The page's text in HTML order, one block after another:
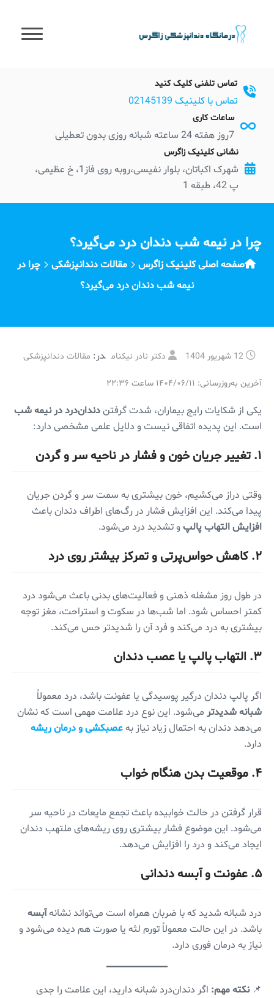
content
تماس تلفنی کلیک کنید
تماس با کلینیک 02145139
ساعات کاری
7روز هفته 24 ساعته شبانه روزی بدون تعطیلی
نشانی کلینیک زاگرس
شهرک اکباتان، بلوار نفیسی،روبه روی فاز1، خ عظیمی،
پ 42، طبقه 1
چرا در نیمه شب دندان درد می‌گیرد؟
صفحه اصلی کلینیک زاگرس مقالات دندانپزشکی
چرا در
نیمه شب دندان درد می‌گیرد؟
12 شهریور 1404 دکتر نادر نیکنام در: مقالات دندانپزشکی
آخرین به‌روزرسانی: ۱۴۰۴/۰۶/۱۱ ساعت ۲۲:۳۶
یکی از شکایات رایج بیماران، شدت گرفتندندان‌درد در نیمه شب
است. این پدیده اتفاقی نیست و دلایل علمی مشخصی دارد:
۱. تغییر جریان خون و فشار در ناحیه سر و گردن
وقتی دراز می‌کشیم، خون بیشتری به سمت سر و گردن جریان
پیدا می‌کند. این افزایش فشار در رگ‌های اطراف دندان باعث
افزایش التهاب پالپ و تشدید درد می‌شود.
۲. کاهش حواس‌پرتی و تمرکز بیشتر روی درد
در طول روز مشغله ذهنی و فعالیت‌های بدنی باعث می‌شود درد
کمتر احساس شود. اما شب‌ها در سکوت و استراحت، مغز توجه
بیشتری به درد می‌کند و فرد آن را شدیدتر حس می‌کند.
۳. التهاب پالپ یا عصب دندان
اگر پالپ دندان درگیر پوسیدگی یا عفونت باشد، درد معمولاً
شبانه شدیدتر می‌شود. این نوع درد علامت مهمی است که نشان
می‌دهد دندان به احتمال زیاد نیاز بهعصبکشی و درمان ریشه
دارد.
۴. موقعیت بدن هنگام خواب
قرار گرفتن در حالت خوابیده باعث تجمع مایعات در ناحیه سر
می‌شود. این موضوع فشار بیشتری روی ریشه‌های ملتهب دندان
ایجاد می‌کند و درد را افزایش می‌دهد.
۵. عفونت و آبسه دندانی
درد شبانه شدید که با ضربان همراه است می‌تواند نشانهآبسه
باشد. در این حالت معمولاً تورم لثه یا صورت هم دیده می‌شود و
نیاز به درمان فوری دارد.
📌نکته مهم: اگر دندان‌درد شبانه دارید، این علامت را جدی